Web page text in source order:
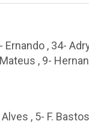
, 34-
, 9-
, 5- F.